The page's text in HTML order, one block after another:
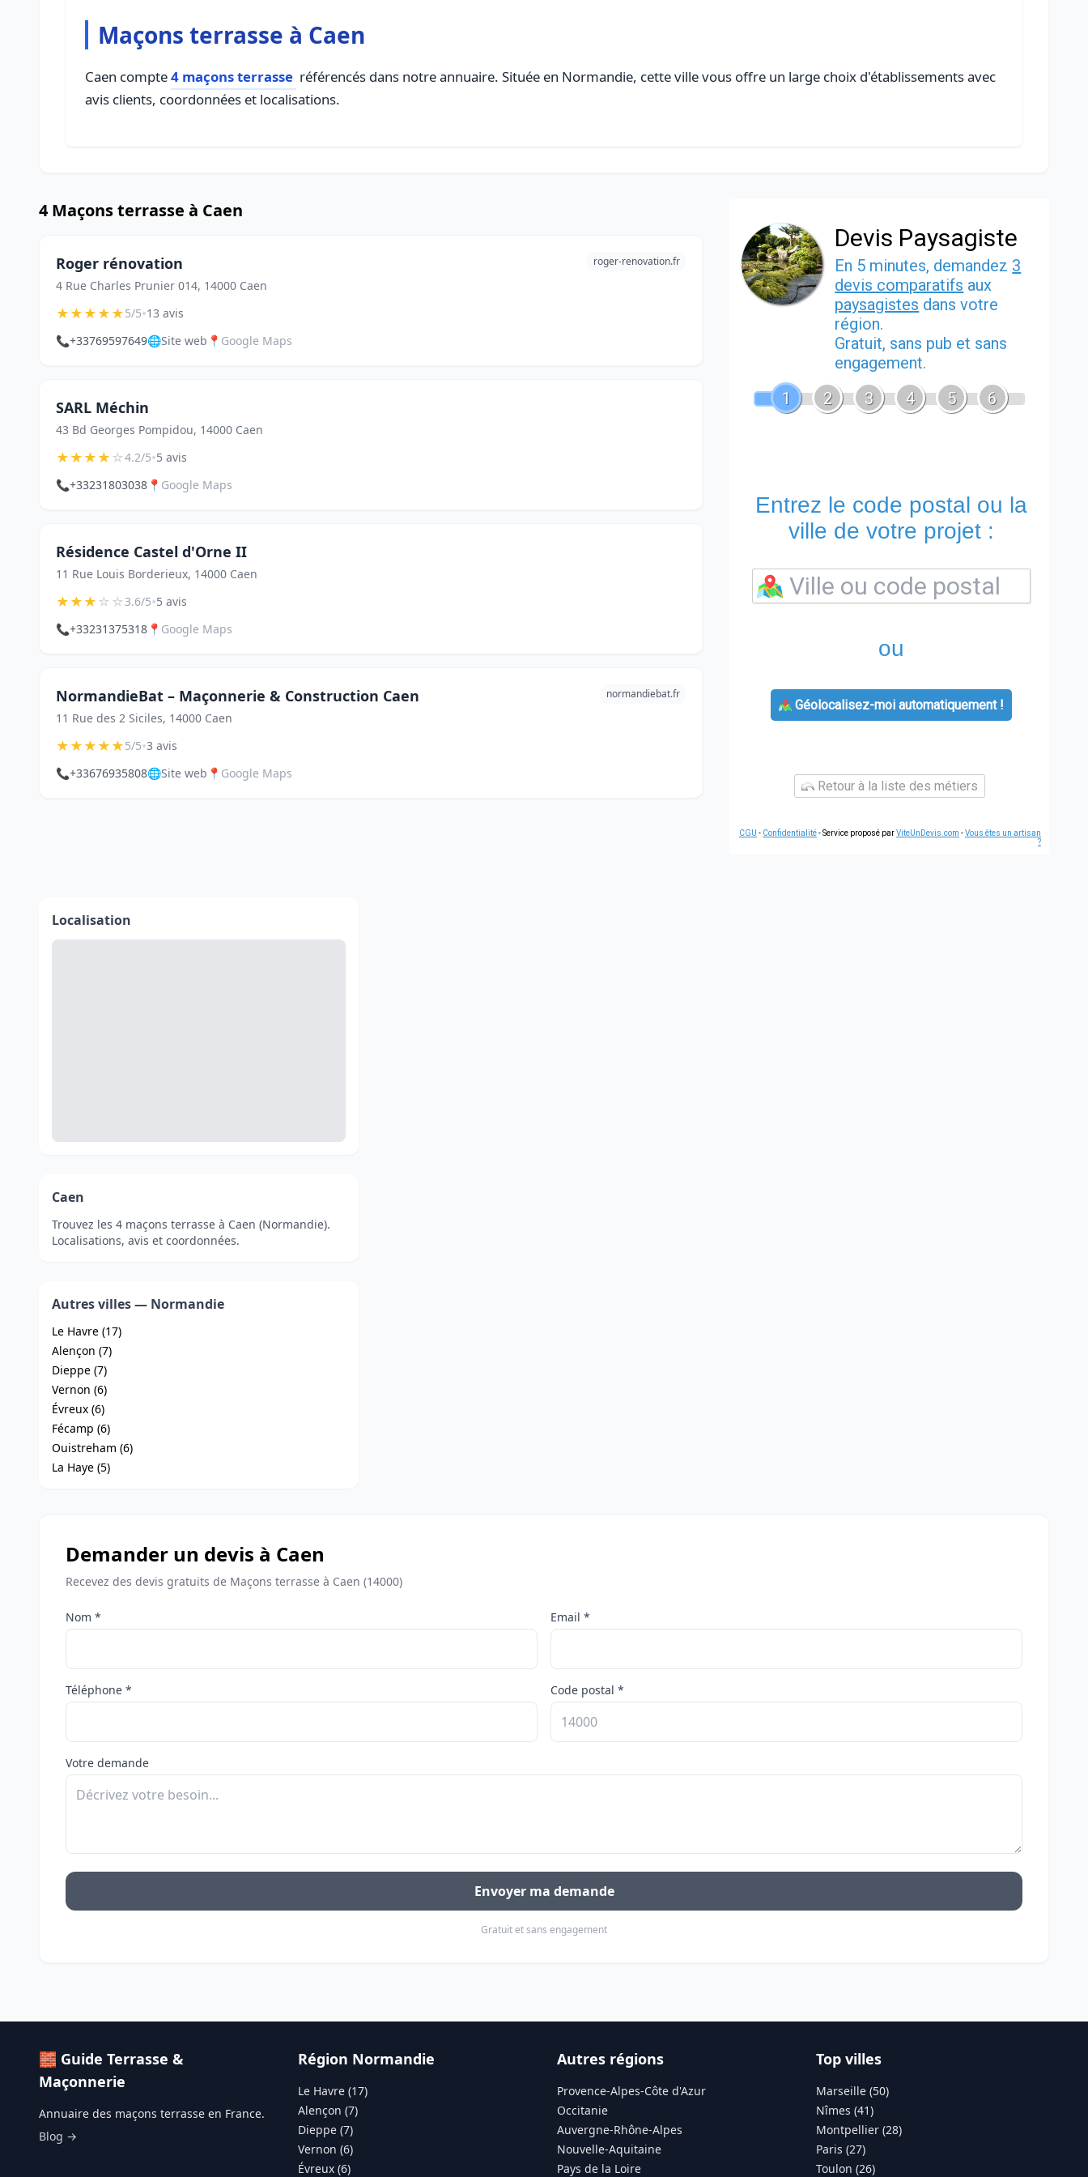
Maçons terrasse à Caen
Caen compte4 maçons terrasse référencés dans notre annuaire. Située en Normandie, cette ville vous offre un large choix d'établissements avec
avis clients, coordonnées et localisations.
4 Maçons terrasse à Caen
Roger rénovation
4 Rue Charles Prunier 014, 14000 Caen
roger-renovation.fr
★★★★★5/5•13 avis
📞+33769597649🌐Site web 📍 Google Maps
SARL Méchin
43 Bd Georges Pompidou, 14000 Caen
★★★★☆4.2/5•5 avis
📞+33231803038 📍 Google Maps
Résidence Castel d'Orne II
11 Rue Louis Borderieux, 14000 Caen
★★★☆☆3.6/5•5 avis
📞+33231375318 📍 Google Maps
NormandieBat – Maçonnerie & Construction Caen
11 Rue des 2 Siciles, 14000 Caen
normandiebat.fr
★★★★★5/5•3 avis
📞+33676935808🌐Site web 📍 Google Maps
Devis Paysagiste
En 5 minutes, demandez 3
devis comparatifs aux
paysagistes dans votre
région.
Gratuit, sans pub et sans
engagement.
1
2 3 4 5 6
Entrez le code postal ou la
ville de votre projet :
ou
Géolocalisez-moi automatiquement !
Retour à la liste des métiers
CGU - Confidentialité- Service proposé parViteUnDevis.com -Vous êtes un artisan
?
Localisation
Caen
Trouvez les 4 maçons terrasse à Caen (Normandie).
Localisations, avis et coordonnées.
Autres villes — Normandie
Le Havre (17)
Alençon (7)
Dieppe (7)
Vernon (6)
Évreux (6)
Fécamp (6)
Ouistreham (6)
La Haye (5)
Demander un devis à Caen
Recevez des devis gratuits de Maçons terrasse à Caen (14000)
Nom * Email *
Téléphone * Code postal *
Votre demande
Envoyer ma demande
Gratuit et sans engagement
🧱 Guide Terrasse &
Maçonnerie
Annuaire des maçons terrasse en France.
Blog →
Région Normandie
Le Havre (17)
Alençon (7)
Dieppe (7)
Vernon (6)
Évreux (6)
Autres régions
Provence-Alpes-Côte d'Azur
Occitanie
Auvergne-Rhône-Alpes
Nouvelle-Aquitaine
Pays de la Loire
Top villes
Marseille (50)
Nîmes (41)
Montpellier (28)
Paris (27)
Toulon (26)